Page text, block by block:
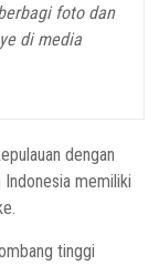
foto dan
di media
dengan
Indonesia memiliki
tinggi